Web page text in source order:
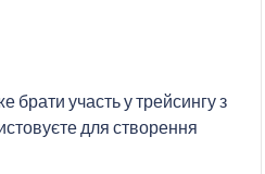
брати участь у трейсингу з
для створення